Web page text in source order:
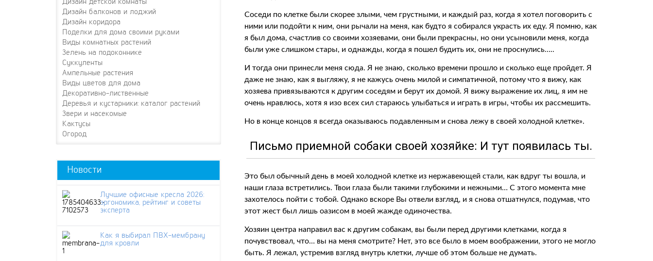
Соседи по клетке были скорее злыми, чем грустными, и каждый раз, когда я хотел поговорить с
ними или подойти к ним, они рычали на меня, как будто я собирался украсть их еду. Я помню, как
я был дома, счастлив со своими хозяевами, они были прекрасны, но они усыновили меня, когда
были уже слишком стары, и однажды, когда я пошел будить их, они не проснулись…..
И тогда они принесли меня сюда. Я не знаю, сколько времени прошло и сколько еще пройдет. Я
даже не знаю, как я выгляжу, я не кажусь очень милой и симпатичной, потому что я вижу, как
хозяева привязываются к другим соседям и берут их домой. Я вижу выражение их лиц, я им не
очень нравлюсь, хотя я изо всех сил стараюсь улыбаться и играть в игры, чтобы их рассмешить.
Но в конце концов я всегда оказываюсь подавленным и снова лежу в своей холодной клетке».
Письмо приемной собаки своей хозяйке: И тут появилась ты.
Это был обычный день в моей холодной клетке из нержавеющей стали, как вдруг ты вошла, и
наши глаза встретились. Твои глаза были такими глубокими и нежными… С этого момента мне
захотелось пойти с тобой. Однако вскоре Вы отвели взгляд, и я снова отшатнулся, подумав, что
этот жест был лишь оазисом в моей жажде одиночества.
Хозяин центра направил вас к другим собакам, вы были перед другими клетками, когда я
почувствовал, что… вы на меня смотрите? Нет, это все было в моем воображении, этого не могло
быть. Я лежал, устремив взгляд внутрь клетки, лучше об этом больше не думать.
Дизайн балконов и лоджий
Дизайн коридора
Поделки для дома своими руками
Виды комнатных растений
Зелень на подоконнике
Суккуленты
Ампельные растения
Виды цветов для дома
Декоративно-лиственные
Деревья и кустарники: каталог растений
Звери и насекомые
Кактусы
Огород
Новости
Лучшие офисные кресла 2026:
эргономика, рейтинг и советы
эксперта
Как я выбирал ПВХ-мембрану
для кровли